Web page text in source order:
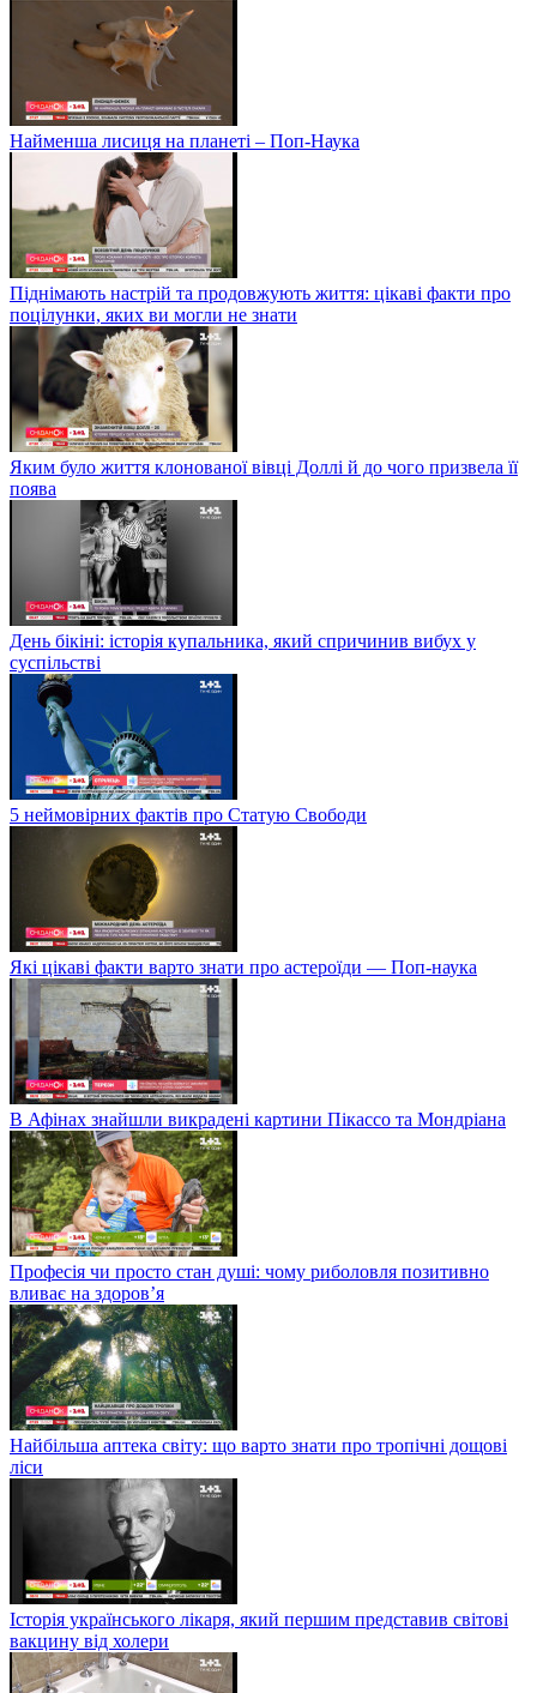
Найменша лисиця на планеті – Поп-Наука
Піднімають настрій та продовжують життя: цікаві факти про
поцілунки, яких ви могли не знати
Яким було життя клонованої вівці Доллі й до чого призвела її
поява
День бікіні: історія купальника, який спричинив вибух у
суспільстві
5 неймовірних фактів про Статую Свободи
Які цікаві факти варто знати про астероїди — Поп-наука
В Афінах знайшли викрадені картини Пікассо та Мондріана
Професія чи просто стан душі: чому риболовля позитивно
вливає на здоров’я
Найбільша аптека світу: що варто знати про тропічні дощові
ліси
Історія українського лікаря, який першим представив світові
вакцину від холери